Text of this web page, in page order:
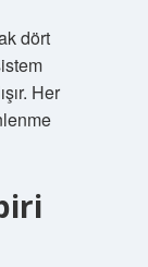
dört
Her